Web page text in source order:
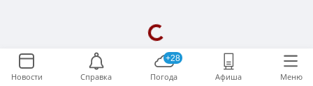
Новости Справка
+28
Погода Афиша Меню